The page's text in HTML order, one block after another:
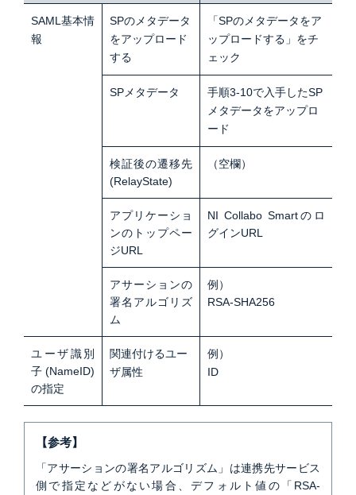
SAML基本情
報
SPのメタデータ
をアップロード
する
「SPのメタデータをア
ップロードする」をチ
ェック
SPメタデータ
手順3-10で入手したSP
メタデータをアップロ
ード
検証後の遷移先
(RelayState)
（空欄）
アプリケーショ
ンのトップペー
ジURL
NI Collabo Smartのロ
グインURL
アサーションの
署名アルゴリズ
ム
例）
RSA-SHA256
ユーザ識別
子(NameID)
の指定
関連付けるユー
ザ属性
例）
ID
【参考】
「アサーションの署名アルゴリズム」は連携先サービス
側で指定などがない場合、デフォルト値の「RSA-